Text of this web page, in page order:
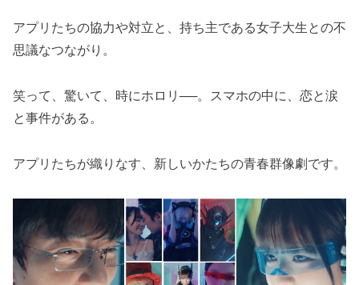
アプリたちの協力や対立と、持ち主である女子大生との不
思議なつながり。
笑って、驚いて、時にホロリ──。スマホの中に、恋と涙
と事件がある。
アプリたちが織りなす、新しいかたちの青春群像劇です。